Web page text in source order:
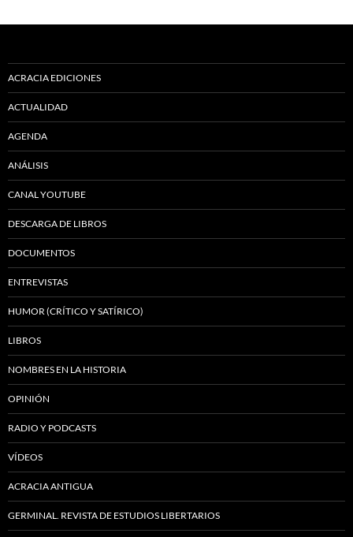
ACRACIA EDICIONES
ACTUALIDAD
AGENDA
ANÁLISIS
CANAL YOUTUBE
DESCARGA DE LIBROS
DOCUMENTOS
ENTREVISTAS
HUMOR (CRÍTICO Y SATÍRICO)
LIBROS
NOMBRES EN LA HISTORIA
OPINIÓN
RADIO Y PODCASTS
VÍDEOS
ACRACIA ANTIGUA
GERMINAL. REVISTA DE ESTUDIOS LIBERTARIOS